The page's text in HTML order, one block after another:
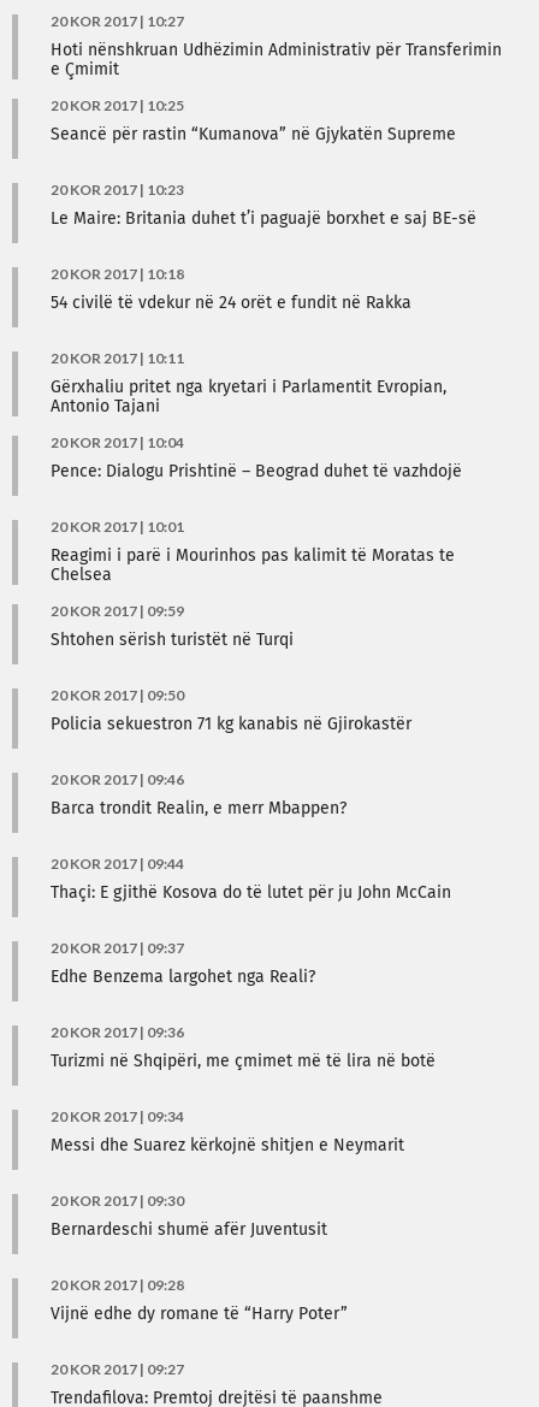
20 KOR 2017 | 10:27
Hoti nënshkruan Udhëzimin Administrativ për Transferimin
e Çmimit
20 KOR 2017 | 10:25
Seancë për rastin “Kumanova” në Gjykatën Supreme
20 KOR 2017 | 10:23
Le Maire: Britania duhet t’i paguajë borxhet e saj BE-së
20 KOR 2017 | 10:18
54 civilë të vdekur në 24 orët e fundit në Rakka
20 KOR 2017 | 10:11
Gërxhaliu pritet nga kryetari i Parlamentit Evropian,
Antonio Tajani
20 KOR 2017 | 10:04
Pence: Dialogu Prishtinë – Beograd duhet të vazhdojë
20 KOR 2017 | 10:01
Reagimi i parë i Mourinhos pas kalimit të Moratas te
Chelsea
20 KOR 2017 | 09:59
Shtohen sërish turistët në Turqi
20 KOR 2017 | 09:50
Policia sekuestron 71 kg kanabis në Gjirokastër
20 KOR 2017 | 09:46
Barca trondit Realin, e merr Mbappen?
20 KOR 2017 | 09:44
Thaçi: E gjithë Kosova do të lutet për ju John McCain
20 KOR 2017 | 09:37
Edhe Benzema largohet nga Reali?
20 KOR 2017 | 09:36
Turizmi në Shqipëri, me çmimet më të lira në botë
20 KOR 2017 | 09:34
Messi dhe Suarez kërkojnë shitjen e Neymarit
20 KOR 2017 | 09:30
Bernardeschi shumë afër Juventusit
20 KOR 2017 | 09:28
Vijnë edhe dy romane të “Harry Poter”
20 KOR 2017 | 09:27
Trendafilova: Premtoj drejtësi të paanshme